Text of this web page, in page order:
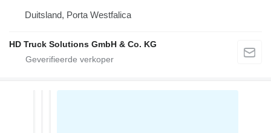
Duitsland, Porta Westfalica
HD Truck Solutions GmbH & Co. KG